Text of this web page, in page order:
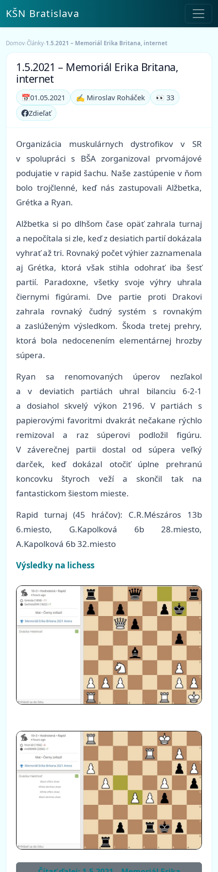
KŠN Bratislava
Domov›Články›1.5.2021 – Memoriál Erika Britana, internet
1.5.2021 – Memoriál Erika Britana,
internet
📅01.05.2021 ✍️ Miroslav Roháček
👀 33
Zdieľať
Organizácia muskulárnych dystrofikov v SR
v spolupráci s BŠA zorganizoval prvomájové
podujatie v rapid šachu. Naše zastúpenie v ňom
bolo trojčlenné, keď nás zastupovali Alžbetka,
Grétka a Ryan.
Alžbetka si po dlhšom čase opäť zahrala turnaj
a nepočítala si zle, keď z desiatich partií dokázala
vyhrať až tri. Rovnaký počet výhier zaznamenala
aj Grétka, ktorá však stihla odohrať iba šesť
partií. Paradoxne, všetky svoje výhry uhrala
čiernymi figúrami. Dve partie proti Drakovi
zahrala rovnaký čudný systém s rovnakým
a zaslúženým výsledkom. Škoda tretej prehry,
ktorá bola nedocenením elementárnej hrozby
súpera.
Ryan sa renomovaných úperov nezľakol
a v deviatich partiách uhral bilanciu 6-2-1
a dosiahol skvelý výkon 2196. V partiách s
papierovými favoritmi dvakrát nečakane rýchlo
remizoval a raz súperovi podložil figúru.
V záverečnej partii dostal od súpera veľký
darček, keď dokázal otočiť úplne prehranú
koncovku štyroch veží a skončil tak na
fantastickom šiestom mieste.
Rapid turnaj(45 hráčov): C.R.Mészáros 13b
6.miesto, G.Kapolková 6b 28.miesto,
A.Kapolková 6b 32.miesto
Výsledky na lichess